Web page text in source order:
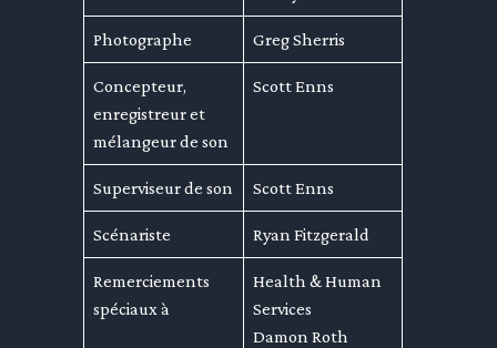
Photographe Greg Sherris
Concepteur,
enregistreur et
mélangeur de son
Scott Enns
Superviseur de son Scott Enns
Scénariste Ryan Fitzgerald
Remerciements
spéciaux à
Health & Human
Services
Damon Roth